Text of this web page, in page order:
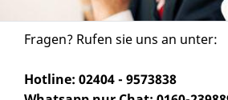
Fragen? Rufen sie uns an unter:
Hotline: 02404 - 9573838